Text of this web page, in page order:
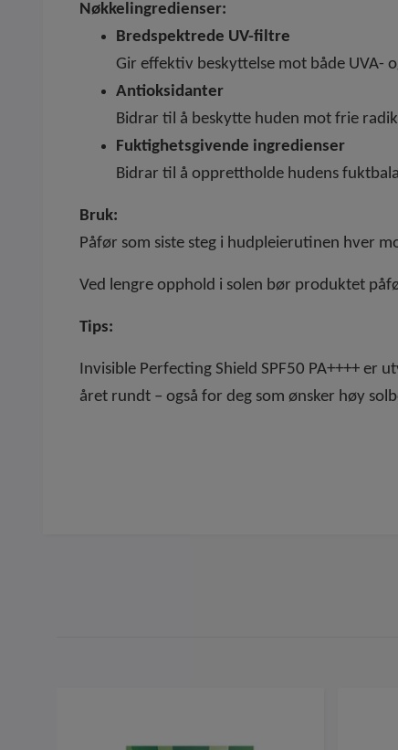
Nøkkelingredienser:
Bredspektrede UV-filtre
Gir effektiv beskyttelse mot både UVA-
Antioksidanter
Bidrar til å beskytte huden mot frie
Fuktighetsgivende ingredienser
Bidrar til å opprettholde hudens
Bruk:
Påfør som siste steg i hudpleierutinen hver
Ved lengre opphold i solen bør produktet
Tips:
Invisible Perfecting Shield SPF50 PA++++
året rundt – også for deg som ønsker høy